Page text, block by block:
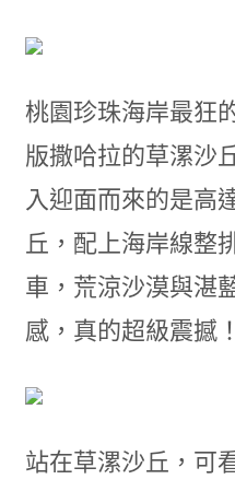
桃園珍珠海岸最狂
版撒哈拉的草漯沙
入迎面而來的是高
丘，配上海岸線整
車，荒涼沙漠與湛
感，真的超級震撼！
站在草漯沙丘，可